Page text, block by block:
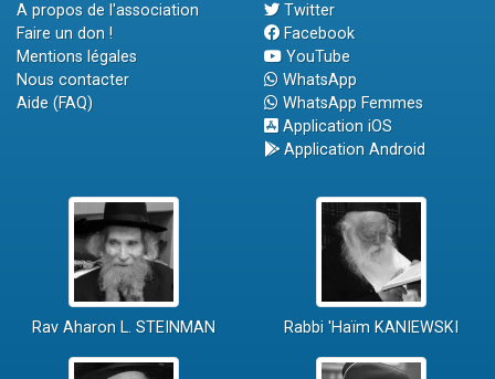
A propos de l'association
Faire un don !
Mentions légales
Nous contacter
Aide (FAQ)
Twitter
Facebook
YouTube
WhatsApp
WhatsApp Femmes
Application iOS
Application Android
Rav Aharon L. STEINMAN Rabbi 'Haïm KANIEWSKI